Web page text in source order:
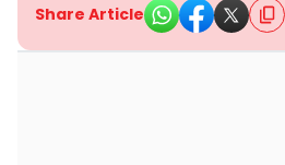
Share Article